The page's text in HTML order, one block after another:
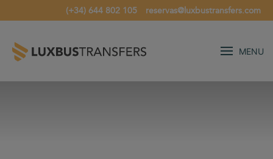
(+34) 644 802 105 reservas@luxbustransfers.com
MENU